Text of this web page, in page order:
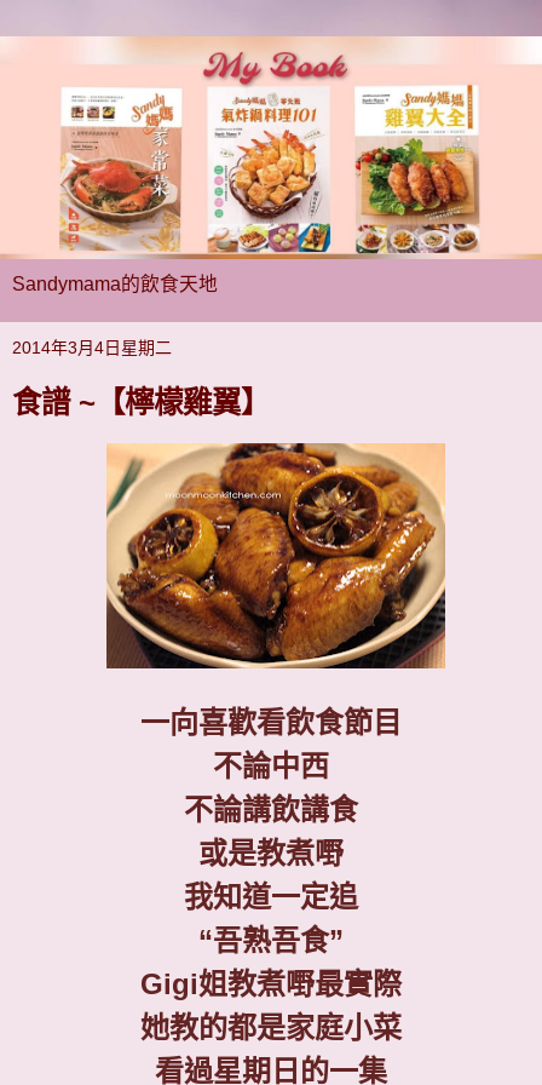
Sandymama的飲食天地
2014年3月4日星期二
食譜 ~【檸檬雞翼】
一向喜歡看飲食節目
不論中西
不論講飲講食
或是教煮嘢
我知道一定追
“吾熟吾食”
Gigi姐教煮嘢最實際
她教的都是家庭小菜
看過星期日的一集